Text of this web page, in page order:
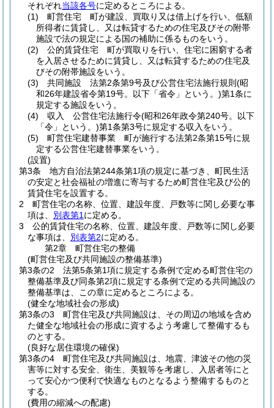
それぞれ当該各号に定めるところによる。
(1)
町営住宅 町が建設、買取り又は借上げを行い、低額
所得者に賃貸し、又は転貸するための住宅及びその附帯
施設で法の規定による国の補助に係るものをいう。
(2)
公的賃貸住宅 町が買取りを行い、住宅に困窮する者
を入居させるために賃貸し、又は転貸するための住宅及
びその附帯施設をいう。
(3)
共同施設 法第2条第9号及び公営住宅法施行規則 (昭
和26年建設省令第19号。以下「省令」という。)第1条に
規定する施設をいう。
(4)
収入 公営住宅法施行令(昭和26年政令第240号。以下
「令」という。)第1条第3号に規定する収入をいう。
(5)
町営住宅建替事業 町が施行する法第2条第15号に規
定する公営住宅建替事業をいう。
(設置)
第3条
地方自治法第244条第1項の規定に基づき、町民生活
の安定と社会福祉の増進に寄与するため町営住宅及び公的
賃貸住宅を設置する。
2
町営住宅の名称、位置、建設年度、戸数等に関し必要な事
項は、 別表第1 に定める。
3
公的賃貸住宅の名称、位置、建設年度、戸数等に関し必要
な事項は、 別表第2に定める。
第2章
町営住宅の整備
(町営住宅及び共同施設の整備基準)
第3条の2
法第5条第1項に規定する条例で定める町営住宅の
整備基準及び同条第2項に規定する条例で定める共同施設の
整備基準は、この章に定めるところによる。
(健全な地域社会の形成)
第3条の3
町営住宅及び共同施設は、その周辺の地域を含め
た健全な地域社会の形成に資するよう考慮して整備するも
のとする。
(良好な居住環境の確保)
第3条の4
町営住宅及び共同施設は、地震、津波その他の災
害等に対する安全、衛生、美観等を考慮し、入居者等にと
って安心かつ便利で快適なものとなるよう整備するものと
する。
(費用の縮減への配慮)